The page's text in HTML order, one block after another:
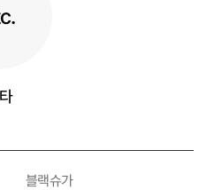
블랙슈가